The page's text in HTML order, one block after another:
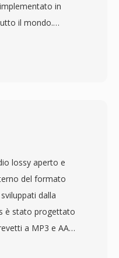
in
il mondo.
13 kbit/s,
codifica il
riduzione —
intelligibile
canali mobili
solo la telefonia
VoIP,
e piattaforme
lossy aperto e
del formato
dalla
è stato progettato
a MP3 e AAC,
discreta